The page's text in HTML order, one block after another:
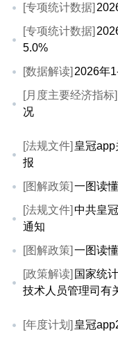
[专项统计数据]
[专项统计数据]
5.0%
[数据解读] 2026年
[月度主要经济指标]
况
[法规文件] 皇冠
报
[图解政策] 一图读
[法规文件] 中共皇
通知
[图解政策] 一图读
[政策解读] 国家统
技术人员管理司有
[年度计划] 皇冠